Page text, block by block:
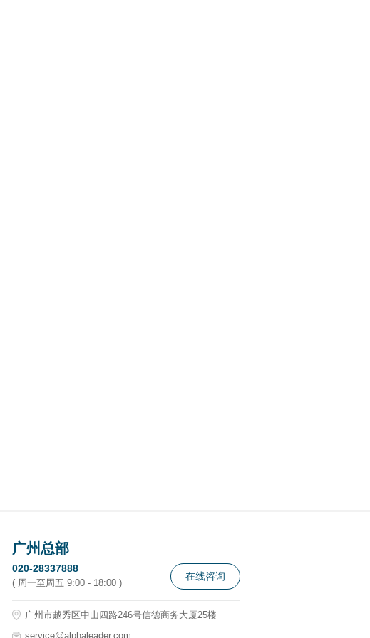
广州总部
020-28337888
( 周一至周五 9:00 - 18:00 )
在线咨询
广州市越秀区中山四路246号信德商务大厦25楼
service@alphaleader.com